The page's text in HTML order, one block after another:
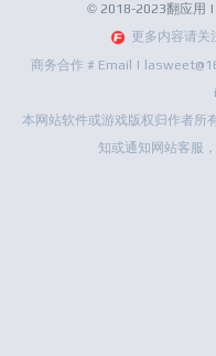
© 2018-2023翻应用 |
更多内容请关
商务合作 # Email |
本网站软件或游戏版权归作者所
知或通知网站客服